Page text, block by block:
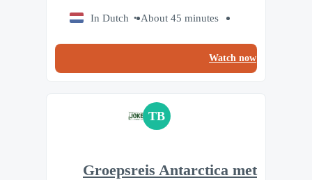
About 45 minutes
In Dutch
Watch now
TB
Groepsreis Antarctica met